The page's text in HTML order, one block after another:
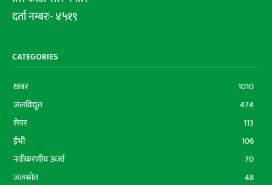
दर्ता नम्बरः- ४५१९
CATEGORIES
खबर
1010
जलविद्युत
474
सेयर
113
ईभी
106
नवीकरणीय ऊर्जा
70
जलस्रोत
48